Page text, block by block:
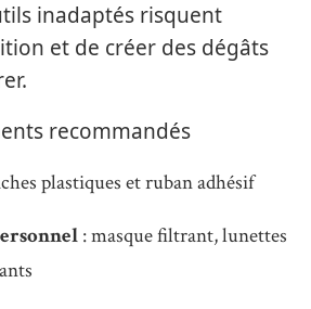
inadaptés risquent
et de créer des dégâts
recommandés
plastiques et ruban adhésif
: masque filtrant, lunettes